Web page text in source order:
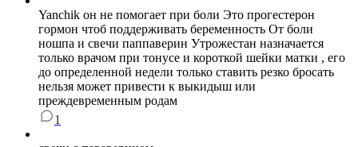
Yanchik он не помогает при боли Это прогестерон
гормон чтоб поддерживать беременность От боли
ношпа и свечи паппаверин Утрожестан назначается
только врачом при тонусе и короткой шейки матки , его
до определенной недели только ставить резко бросать
нельзя может привести к выкидыш или
преждевременным родам
1